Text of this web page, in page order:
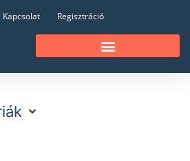
Kapcsolat Regisztráció